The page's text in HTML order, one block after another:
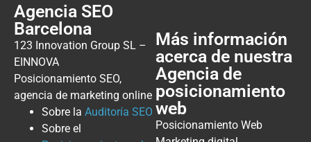
Agencia SEO
Barcelona
123 Innovation Group SL –
EINNOVA
Posicionamiento SEO,
agencia de marketing online
Sobre la Auditoría SEO
Sobre el
Más información
acerca de nuestra
Agencia de
posicionamiento
web
Posicionamiento Web